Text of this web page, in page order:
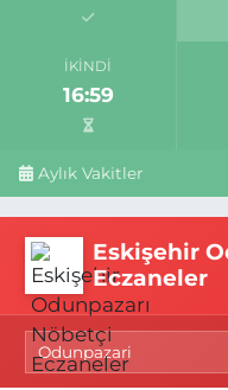
İKINDI
16:59
Aylık Vakitler
Eskişehir
Eczaneler